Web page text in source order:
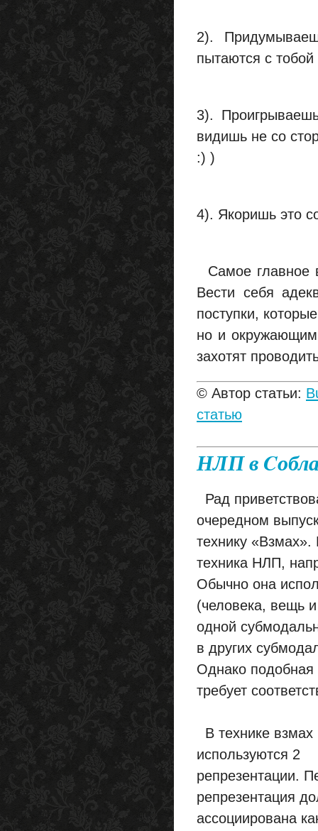
2).
пытаются с
3).
видишь не со
:) )
4). Якоришь это
Самое главное
Вести себя
поступки,
но и
захотят
© Автор статьи:
статью
НЛП в
Рад
очередном
технику
техника НЛП,
Обычно она
(человека, вещь
одной
в других
Однако подобная
требует
В технике взмах
используются 2
репрезентации.
pепpезентация
ассоциирована